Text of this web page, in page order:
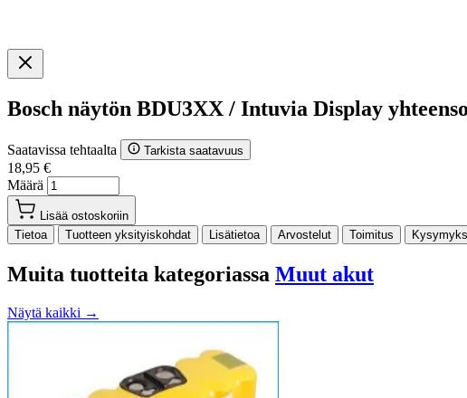
Bosch näytön BDU3XX / Intuvia Display
Saatavissa tehtaalta Tarkista saatavuus
18,95 €
Määrä
Lisää ostoskoriin
Tietoa
Tuotteen yksityiskohdat Lisätietoa Arvostelut Toimitus
Muita tuotteita kategoriassa Muut akut
Näytä kaikki →